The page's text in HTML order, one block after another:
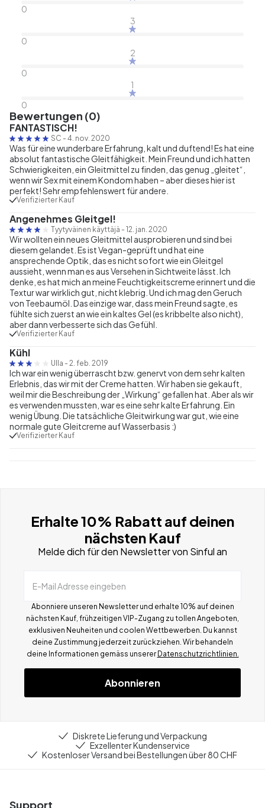
0
3
0
2
0
1
0
Bewertungen (0)
FANTASTISCH!
SC - 4. nov. 2020
Was für eine wunderbare Erfahrung, kalt und duftend! Es hat eine
absolut fantastische Gleitfähigkeit. Mein Freund und ich hatten
Schwierigkeiten, ein Gleitmittel zu finden, das genug „gleitet“,
wenn wir Sex mit einem Kondom haben – aber dieses hier ist
perfekt! Sehr empfehlenswert für andere.
Verifizierter Kauf
Angenehmes Gleitgel!
Tyytyväinen käyttäjä - 12. jan. 2020
Wir wollten ein neues Gleitmittel ausprobieren und sind bei
diesem gelandet. Es ist Vegan-geprüft und hat eine
ansprechende Optik, das es nicht sofort wie ein Gleitgel
aussieht, wenn man es aus Versehen in Sichtweite lässt. Ich
denke, es hat mich an meine Feuchtigkeitscreme erinnert und die
Textur war wirklich gut, nicht klebrig. Und ich mag den Geruch
von Teebaumöl. Das einzige war, dass mein Freund sagte, es
fühlte sich zuerst an wie ein kaltes Gel (es kribbelte also nicht),
aber dann verbesserte sich das Gefühl.
Verifizierter Kauf
Kühl
Ulla - 2. feb. 2019
Ich war ein wenig überrascht bzw. genervt von dem sehr kalten
Erlebnis, das wir mit der Creme hatten. Wir haben sie gekauft,
weil mir die Beschreibung der „Wirkung“ gefallen hat. Aber als wir
es verwenden mussten, war es eine sehr kalte Erfahrung. Ein
wenig Übung. Die tatsächliche Gleitwirkung war gut, wie eine
normale gute Gleitcreme auf Wasserbasis :)
Verifizierter Kauf
Erhalte 10% Rabatt auf deinen
nächsten Kauf
Melde dich für den Newsletter von Sinful an
E-Mail Adresse eingeben
Abonniere unseren Newsletter und erhalte 10% auf deinen
nächsten Kauf, frühzeitigen VIP-Zugang zu tollen Angeboten,
exklusiven Neuheiten und coolen Wettbewerben. Du kannst
deine Zustimmung jederzeit zurückziehen. Wir behandeln
deine Informationen gemäss unserer Datenschutzrichtlinien.
Abonnieren
Diskrete Lieferung und Verpackung
Exzellenter Kundenservice
Kostenloser Versand bei Bestellungen über 80 CHF
Support